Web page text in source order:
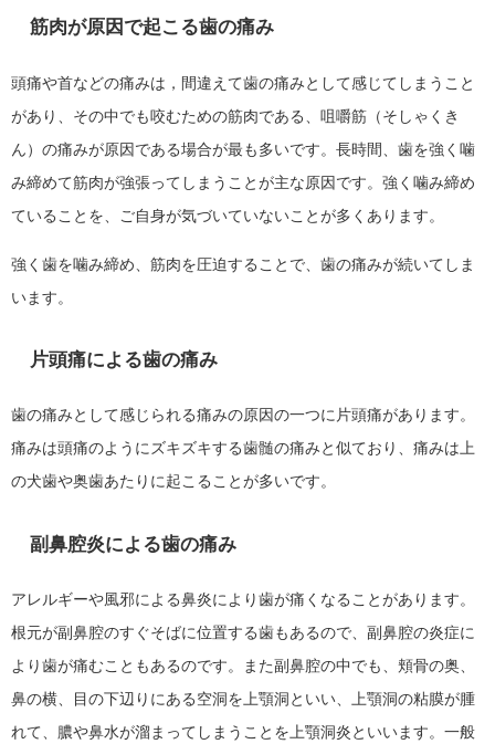
筋肉が原因で起こる歯の痛み
頭痛や首などの痛みは，間違えて歯の痛みとして感じてしまうこと
があり、その中でも咬むための筋肉である、咀嚼筋（そしゃくき
ん）の痛みが原因である場合が最も多いです。長時間、歯を強く噛
み締めて筋肉が強張ってしまうことが主な原因です。強く噛み締め
ていることを、ご自身が気づいていないことが多くあります。
強く歯を噛み締め、筋肉を圧迫することで、歯の痛みが続いてしま
います。
片頭痛による歯の痛み
歯の痛みとして感じられる痛みの原因の一つに片頭痛があります。
痛みは頭痛のようにズキズキする歯髄の痛みと似ており、痛みは上
の犬歯や奥歯あたりに起こることが多いです。
副鼻腔炎による歯の痛み
アレルギーや風邪による鼻炎により歯が痛くなることがあります。
根元が副鼻腔のすぐそばに位置する歯もあるので、副鼻腔の炎症に
より歯が痛むこともあるのです。また副鼻腔の中でも、頬骨の奥、
鼻の横、目の下辺りにある空洞を上顎洞といい、上顎洞の粘膜が腫
れて、膿や鼻水が溜まってしまうことを上顎洞炎といいます。一般